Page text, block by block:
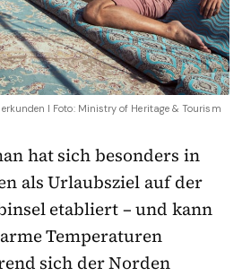
I Foto: Ministry of Heritage & Tourism
hat sich besonders in
als Urlaubsziel auf der
etabliert – und kann
Temperaturen
sich der Norden